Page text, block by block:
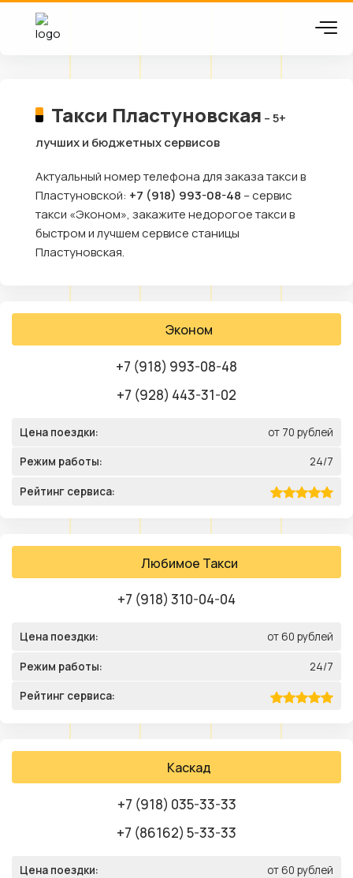
Такси Пластуновская – 5+
лучших и бюджетных сервисов
Актуальный номер телефона для заказа такси в
Пластуновской: +7 (918) 993-08-48 – сервис
такси «Эконом», закажите недорогое такси в
быстром и лучшем сервисе станицы
Пластуновская.
Эконом
+7 (918) 993-08-48
+7 (928) 443-31-02
Цена поездки: от 70 рублей
Режим работы: 24/7
Рейтинг сервиса:
Любимое Такси
+7 (918) 310-04-04
Цена поездки: от 60 рублей
Режим работы: 24/7
Рейтинг сервиса:
Каскад
+7 (918) 035-33-33
+7 (86162) 5-33-33
Цена поездки: от 60 рублей